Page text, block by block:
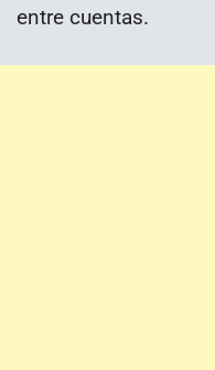
entre cuentas.